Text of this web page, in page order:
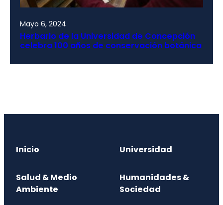
Mayo 6, 2024
Herbario de la Universidad de Concepción
celebra 100 años de conservación botánica
Inicio Universidad
Salud & Medio
Ambiente
Humanidades &
Sociedad